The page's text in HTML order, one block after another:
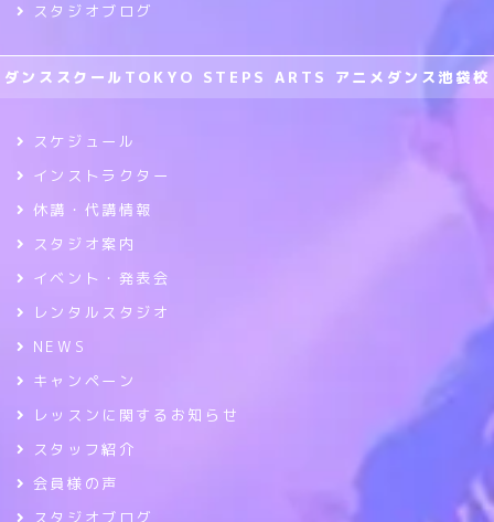
スタジオブログ
ダンススクールTOKYO STEPS ARTS アニメダンス池袋校
スケジュール
インストラクター
休講・代講情報
スタジオ案内
イベント・発表会
レンタルスタジオ
NEWS
キャンペーン
レッスンに関するお知らせ
スタッフ紹介
会員様の声
スタジオブログ